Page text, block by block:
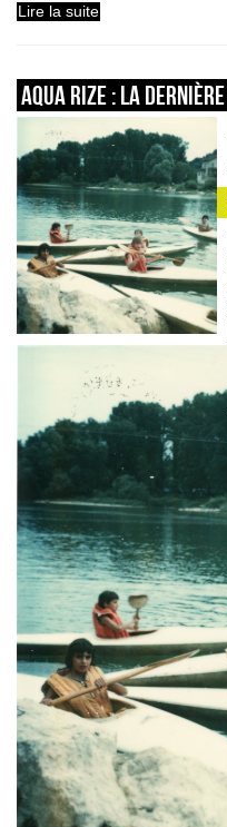
Lire la suite
Aqua Rize : la dernière